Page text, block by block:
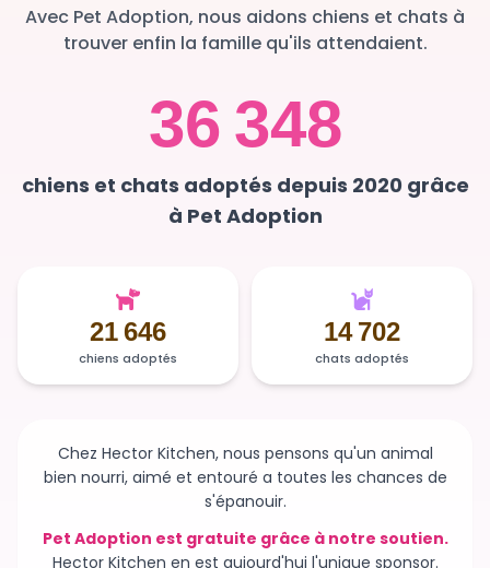
Avec Pet Adoption, nous aidons chiens et chats à
trouver enfin la famille qu'ils attendaient.
36 348
chiens et chats adoptés depuis 2020 grâce
à Pet Adoption
21 646
chiens adoptés
14 702
chats adoptés
Chez Hector Kitchen, nous pensons qu'un animal
bien nourri, aimé et entouré a toutes les chances de
s'épanouir.
Pet Adoption est gratuite grâce à notre soutien.
Hector Kitchen en est aujourd'hui l'unique sponsor.